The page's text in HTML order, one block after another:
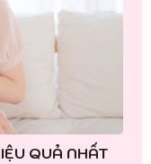
QUẢ NHẤT